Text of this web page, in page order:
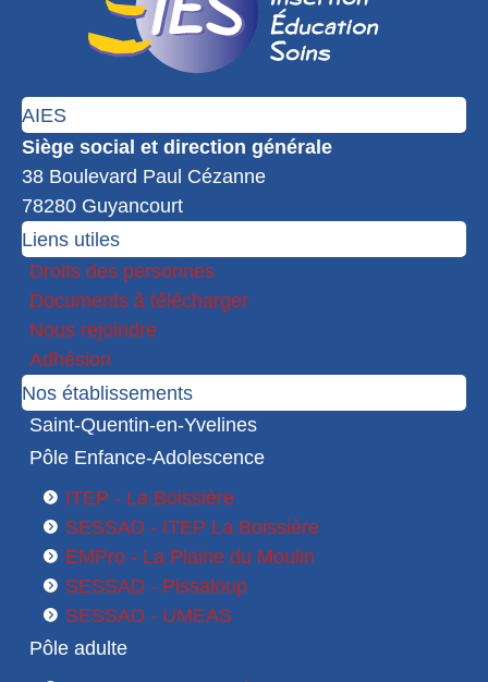
AIES
Siège social et direction générale
38 Boulevard Paul Cézanne
78280 Guyancourt
Liens utiles
Droits des personnes
Documents à télécharger
Nous rejoindre
Adhésion
Nos établissements
Saint-Quentin-en-Yvelines
Pôle Enfance-Adolescence
ITEP - La Boissière
SESSAD - ITEP La Boissière
EMPro - La Plaine du Moulin
SESSAD - Pissaloup
SESSAD - UMEAS
Pôle adulte